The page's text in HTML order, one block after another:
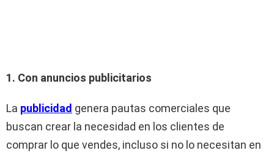
1. Con anuncios publicitarios
La publicidad genera pautas comerciales que
buscan crear la necesidad en los clientes de
comprar lo que vendes, incluso si no lo necesitan en